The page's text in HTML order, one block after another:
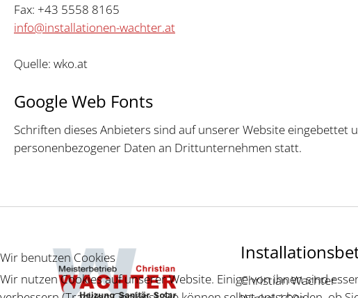
Fax: +43 5558 8165
info@installationen-wachter.at
Quelle: wko.at
Google Web Fonts
Schriften dieses Anbieters sind auf unserer Website
personenbezogener Daten an Drittunternehmen statt.
Christian Wachter
Wir benutzen Cookies
Wir nutzen Cookies auf unserer Website. Einige von ihnen sind